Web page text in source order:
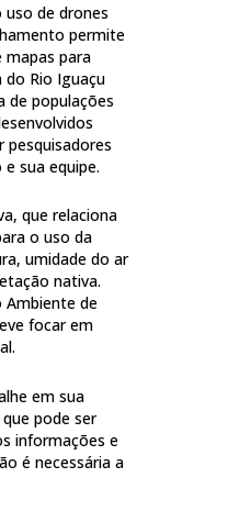
de drones
permite
mapas para
do Rio Iguaçu
de populações
sua equipe.
que relaciona
o uso da
umidade do ar
nativa.
Ambiente de
focar em
em sua
pode ser
informações e
é necessária a